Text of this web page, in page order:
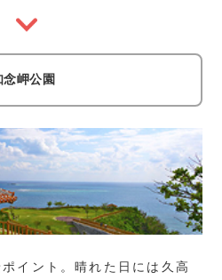
念岬公園
イント。晴れた日には久高